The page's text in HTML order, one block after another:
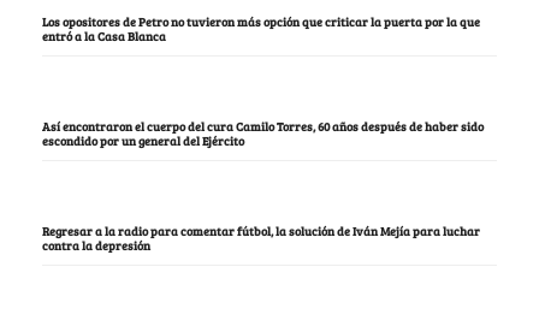
Los opositores de Petro no tuvieron más opción que criticar la puerta por la que
entró a la Casa Blanca
Así encontraron el cuerpo del cura Camilo Torres, 60 años después de haber sido
escondido por un general del Ejército
Regresar a la radio para comentar fútbol, la solución de Iván Mejía para luchar
contra la depresión